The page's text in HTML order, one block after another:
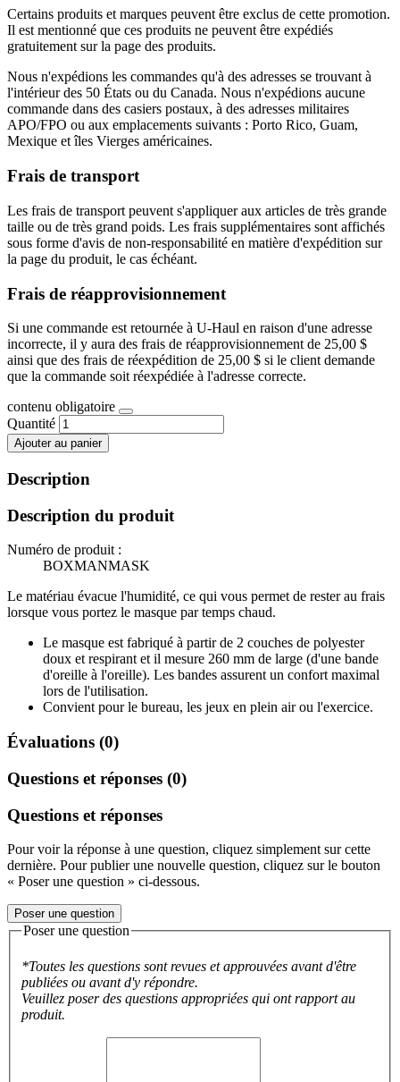
Certains produits et marques peuvent être exclus de cette promotion.
Il est mentionné que ces produits ne peuvent être expédiés
gratuitement sur la page des produits.
Nous n'expédions les commandes qu'à des adresses se trouvant à
l'intérieur des 50 États ou du Canada. Nous n'expédions aucune
commande dans des casiers postaux, à des adresses militaires
APO/FPO ou aux emplacements suivants : Porto Rico, Guam,
Mexique et îles Vierges américaines.
Frais de transport
Les frais de transport peuvent s'appliquer aux articles de très grande
taille ou de très grand poids. Les frais supplémentaires sont affichés
sous forme d'avis de non-responsabilité en matière d'expédition sur
la page du produit, le cas échéant.
Frais de réapprovisionnement
Si une commande est retournée à U-Haul en raison d'une adresse
incorrecte, il y aura des frais de réapprovisionnement de 25,00 $
ainsi que des frais de réexpédition de 25,00 $ si le client demande
que la commande soit réexpédiée à l'adresse correcte.
contenu obligatoire
Quantité
Ajouter au panier
Description
Description du produit
Numéro de produit :
BOXMANMASK
Le matériau évacue l'humidité, ce qui vous permet de rester au frais
lorsque vous portez le masque par temps chaud.
Le masque est fabriqué à partir de 2 couches de polyester
doux et respirant et il mesure 260 mm de large (d'une bande
d'oreille à l'oreille). Les bandes assurent un confort maximal
lors de l'utilisation.
Convient pour le bureau, les jeux en plein air ou l'exercice.
Évaluations (0)
Questions et réponses (0)
Questions et réponses
Pour voir la réponse à une question, cliquez simplement sur cette
dernière. Pour publier une nouvelle question, cliquez sur le bouton
« Poser une question » ci-dessous.
Poser une question
Poser une question
*Toutes les questions sont revues et approuvées avant d'être
publiées ou avant d'y répondre.
Veuillez poser des questions appropriées qui ont rapport au
produit.